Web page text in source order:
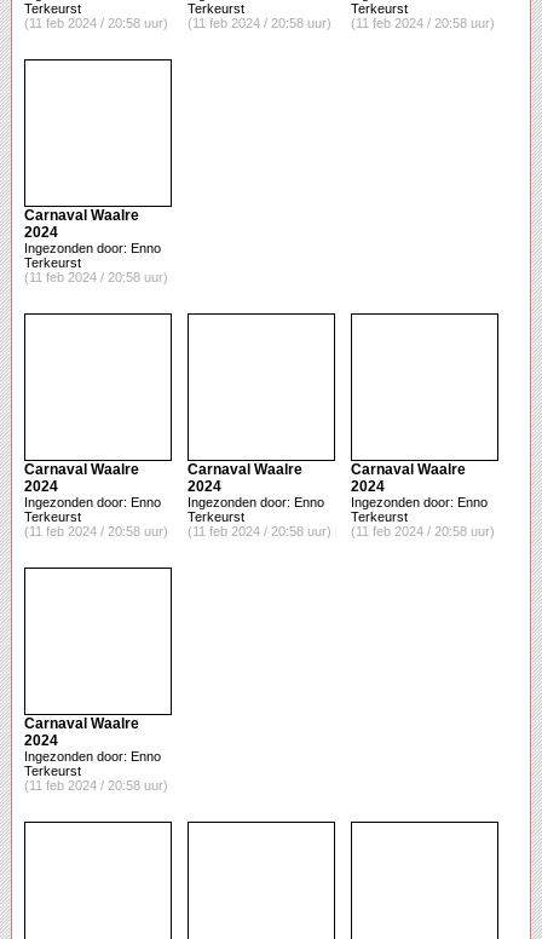
Terkeurst
(11 feb 2024 / 20:58 uur)
Terkeurst
(11 feb 2024 / 20:58 uur)
Terkeurst
(11 feb 2024 / 20:58 uur)
Carnaval Waalre
2024
Ingezonden door: Enno
Terkeurst
(11 feb 2024 / 20:58 uur)
Carnaval Waalre
2024
Ingezonden door: Enno
Terkeurst
(11 feb 2024 / 20:58 uur)
Carnaval Waalre
2024
Ingezonden door: Enno
Terkeurst
(11 feb 2024 / 20:58 uur)
Carnaval Waalre
2024
Ingezonden door: Enno
Terkeurst
(11 feb 2024 / 20:58 uur)
Carnaval Waalre
2024
Ingezonden door: Enno
Terkeurst
(11 feb 2024 / 20:58 uur)